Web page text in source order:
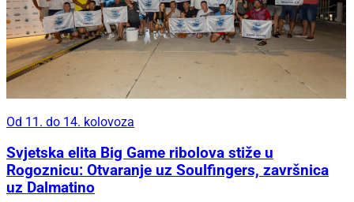
Od 11. do 14. kolovoza
Svjetska elita Big Game ribolova stiže u
Rogoznicu: Otvaranje uz Soulfingers, završnica
uz Dalmatino